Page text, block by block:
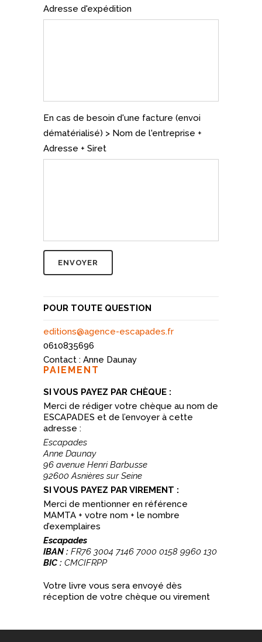
Adresse d'expédition
En cas de besoin d'une facture (envoi
dématérialisé) > Nom de l'entreprise +
Adresse + Siret
POUR TOUTE QUESTION
editions@agence-escapades.fr
0610835696
Contact : Anne Daunay
PAIEMENT
SI VOUS PAYEZ PAR CHÈQUE :
Merci de rédiger votre chèque au nom de
ESCAPADES et de l’envoyer à cette
adresse :
Escapades
Anne Daunay
96 avenue Henri Barbusse
92600 Asnières sur Seine
SI VOUS PAYEZ PAR VIREMENT :
Merci de mentionner en référence
MAMTA + votre nom + le nombre
d’exemplaires
Escapades
IBAN : FR76 3004 7146 7000 0158 9960 130
BIC : CMCIFRPP
Votre livre vous sera envoyé dès
réception de votre chèque ou virement